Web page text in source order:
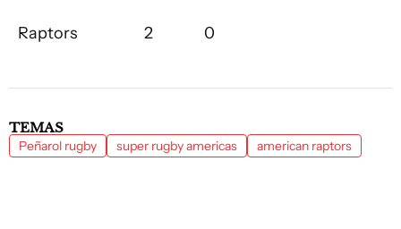
Raptors 2 0
TEMAS
Peñarol rugby super rugby americas american raptors